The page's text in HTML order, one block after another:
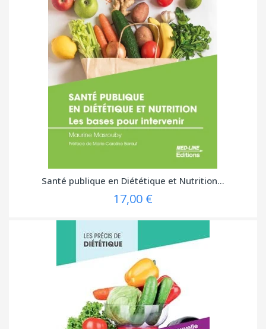
Santé publique en Diététique et Nutrition...
17,00 €